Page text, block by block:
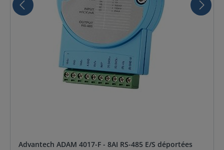
Advantech ADAM 4017-F - 8AI RS-485 E/S déportées